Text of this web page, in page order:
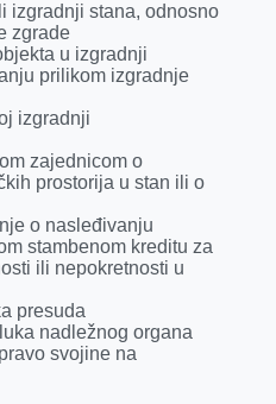
izgradnji stana, odnosno
zgrade
u izgradnji
prilikom izgradnje
izgradnji
zajednicom o
prostorija u stan ili o
o nasleđivanju
stambenom kreditu za
ili nepokretnosti u
presuda
nadležnog organa
svojine na